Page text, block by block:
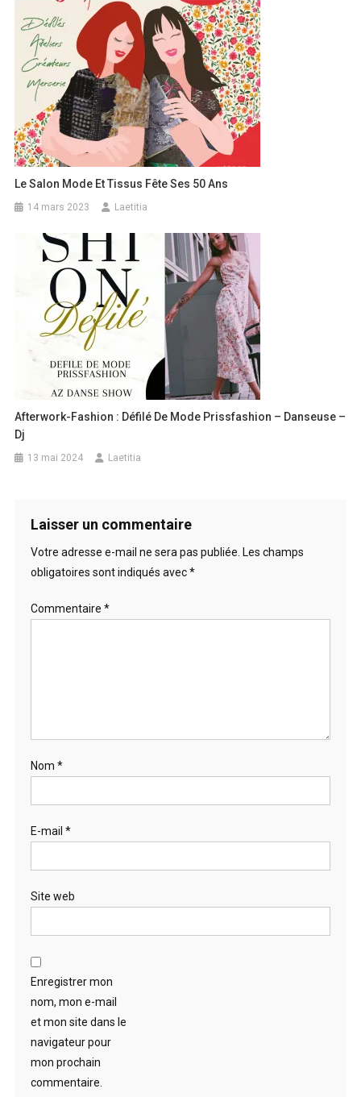
Le Salon Mode Et Tissus Fête Ses 50 Ans
14 mars 2023 Laetitia
Afterwork-Fashion : Défilé De Mode Prissfashion – Danseuse –
Dj
13 mai 2024 Laetitia
Laisser un commentaire
Votre adresse e-mail ne sera pas publiée. Les champs
obligatoires sont indiqués avec*
Commentaire *
Nom *
E-mail *
Site web
Enregistrer mon
nom, mon e-mail
et mon site dans le
navigateur pour
mon prochain
commentaire.